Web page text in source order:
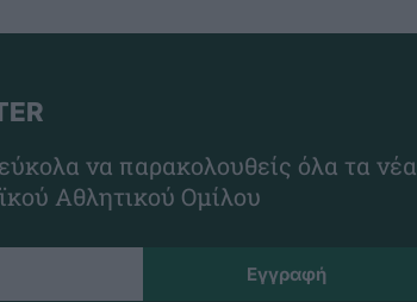
να παρακολουθείς όλα τα νέα
Αθλητικού Ομίλου